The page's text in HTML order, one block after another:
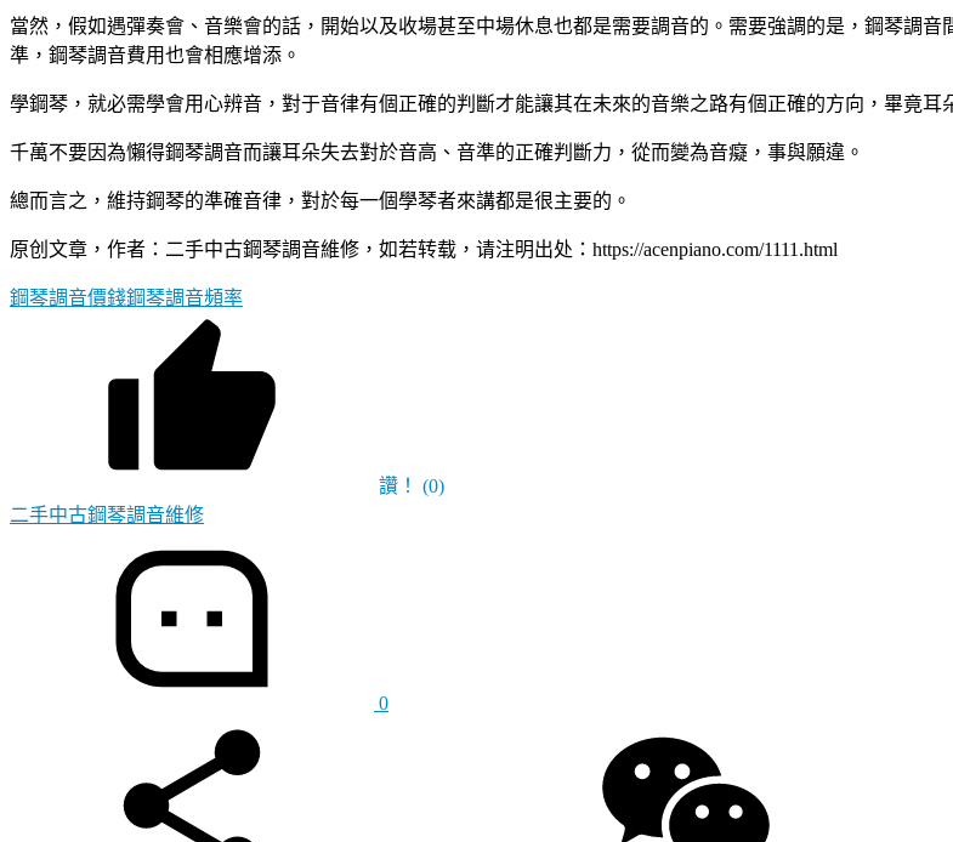
當然，假如遇彈奏會、音樂會的話，開始以及收場甚至中場休息也都是需要調音的。需要強調的是，鋼琴調
準，鋼琴調音費用也會相應增添。
學鋼琴，就必需學會用心辨音，對于音律有個正確的判斷才能讓其在未來的音樂之路有個正確的方向，畢竟
千萬不要因為懶得鋼琴調音而讓耳朵失去對於音高、音準的正確判斷力，從而變為音癡，事與願違。
總而言之，維持鋼琴的準確音律，對於每一個學琴者來講都是很主要的。
原创文章，作者：二手中古鋼琴調音維修，如若转载，请注明出处：https://acenpiano.com/1111.html
鋼琴調音價錢鋼琴調音頻率
讚！ (0)
二手中古鋼琴調音維修
0